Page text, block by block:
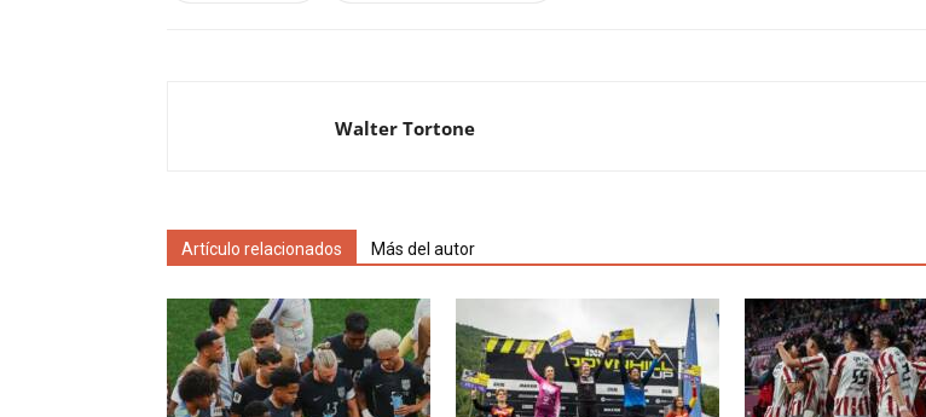
Walter Tortone
Artículo relacionados Más del autor